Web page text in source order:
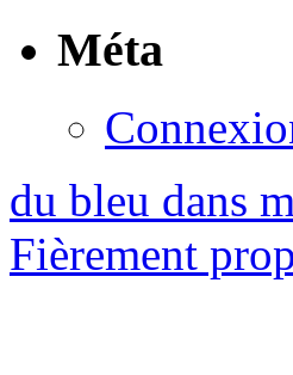
Méta
du bleu dans
Fièrement